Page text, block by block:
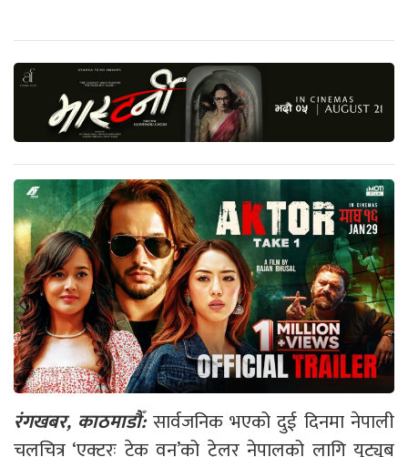
रंगखबर, काठमाडौँ: सार्वजनिक भएको दुई दिनमा नेपाली
चलचित्र ‘एक्टरः टेक वन’को ट्रेलर नेपालको लागि युट्युब